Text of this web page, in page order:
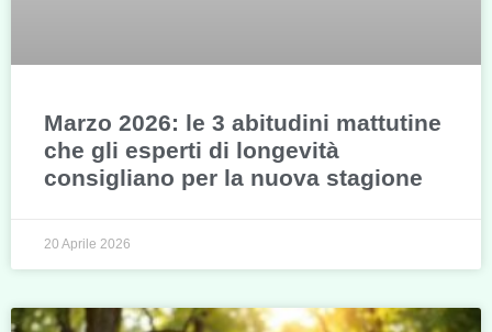
Marzo 2026: le 3 abitudini mattutine
che gli esperti di longevità
consigliano per la nuova stagione
20 Aprile 2026